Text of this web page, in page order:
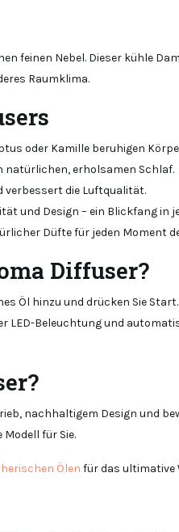
feinen Nebel. Dieser kühle
Raumklima.
oder Kamille beruhigen
natürlichen, erholsamen Schlaf.
verbessert die Luftqualität.
und Design – ein Blickfang in
Düfte für jeden Moment
Diffuser?
Öl hinzu und drücken Sie
LED-Beleuchtung und
nachhaltigem Design und
für Sie.
Ölen für das ultimative